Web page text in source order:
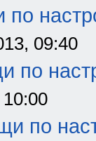
09:40
по
по